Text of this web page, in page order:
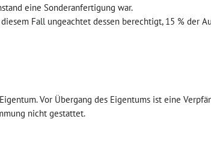
eine Sonderanfertigung war.
Fall ungeachtet dessen berechtigt, 15 % der
Vor Übergang des Eigentums ist eine
nicht gestattet.